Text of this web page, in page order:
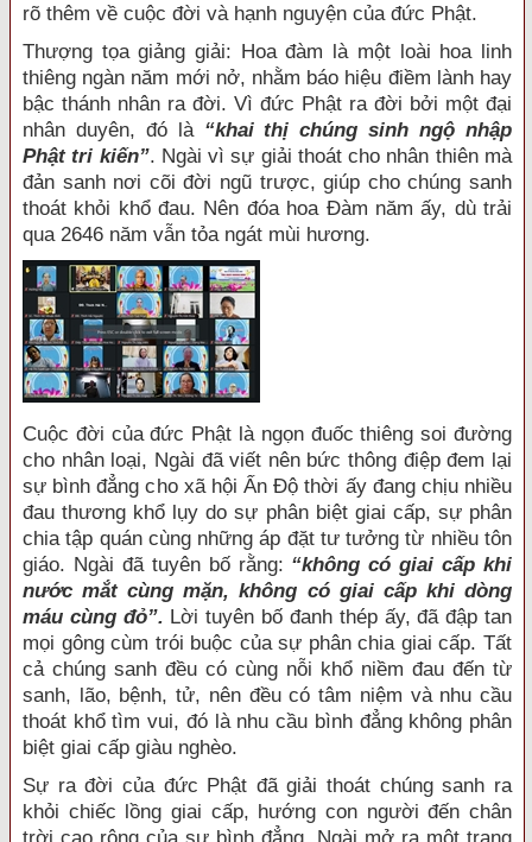
rõ thêm về cuộc đời và hạnh nguyện của đức Phật.
Thượng tọa giảng giải: Hoa đàm là một loài hoa linh
thiêng ngàn năm mới nở, nhằm báo hiệu điềm lành hay
bậc thánh nhân ra đời. Vì đức Phật ra đời bởi một đại
nhân duyên, đó là “khai thị chúng sinh ngộ nhập
Phật tri kiến”. Ngài vì sự giải thoát cho nhân thiên mà
đản sanh nơi cõi đời ngũ trược, giúp cho chúng sanh
thoát khỏi khổ đau. Nên đóa hoa Đàm năm ấy, dù trải
qua 2646 năm vẫn tỏa ngát mùi hương.
Cuộc đời của đức Phật là ngọn đuốc thiêng soi đường
cho nhân loại, Ngài đã viết nên bức thông điệp đem lại
sự bình đẳng cho xã hội Ấn Độ thời ấy đang chịu nhiều
đau thương khổ lụy do sự phân biệt giai cấp, sự phân
chia tập quán cùng những áp đặt tư tưởng từ nhiều tôn
giáo. Ngài đã tuyên bố rằng: “không có giai cấp khi
nước mắt cùng mặn, không có giai cấp khi dòng
máu cùng đỏ”. Lời tuyên bố đanh thép ấy, đã đập tan
mọi gông cùm trói buộc của sự phân chia giai cấp. Tất
cả chúng sanh đều có cùng nỗi khổ niềm đau đến từ
sanh, lão, bệnh, tử, nên đều có tâm niệm và nhu cầu
thoát khổ tìm vui, đó là nhu cầu bình đẳng không phân
biệt giai cấp giàu nghèo.
Sự ra đời của đức Phật đã giải thoát chúng sanh ra
khỏi chiếc lồng giai cấp, hướng con người đến chân